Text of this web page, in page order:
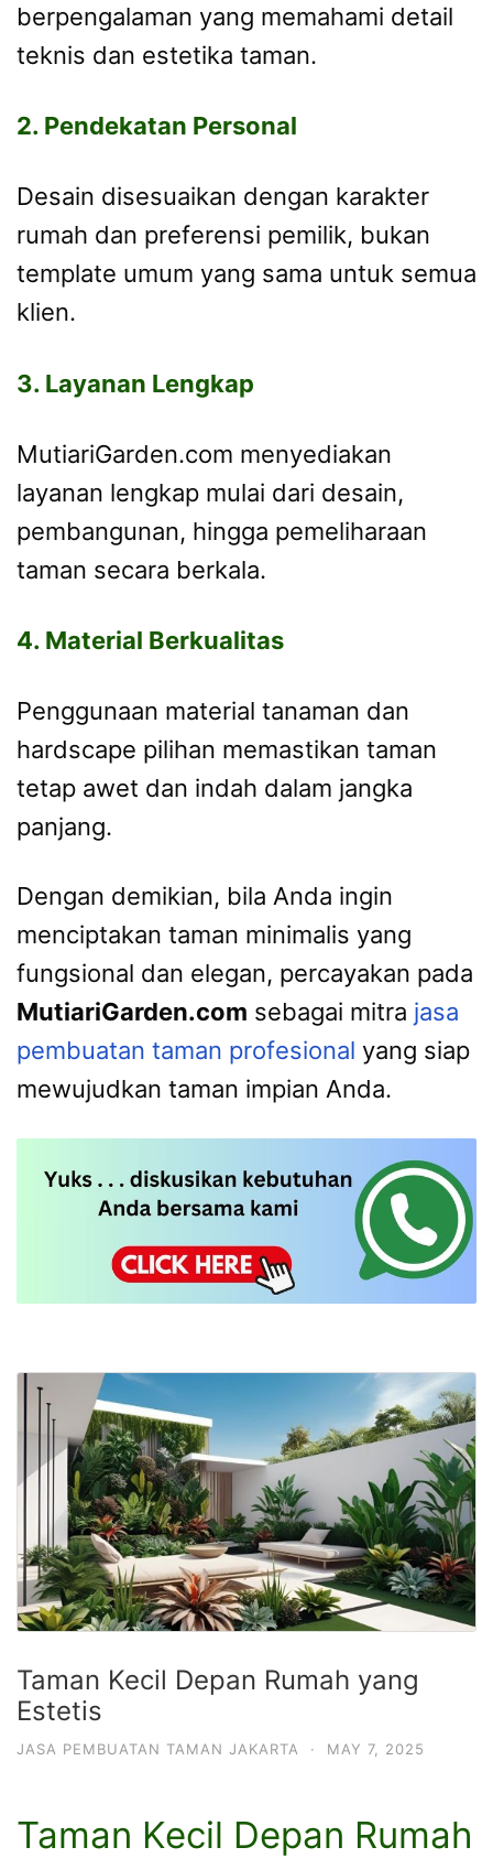
berpengalaman yang memahami detail
teknis dan estetika taman.
2. Pendekatan Personal
Desain disesuaikan dengan karakter
rumah dan preferensi pemilik, bukan
template umum yang sama untuk semua
klien.
3. Layanan Lengkap
MutiariGarden.com menyediakan
layanan lengkap mulai dari desain,
pembangunan, hingga pemeliharaan
taman secara berkala.
4. Material Berkualitas
Penggunaan material tanaman dan
hardscape pilihan memastikan taman
tetap awet dan indah dalam jangka
panjang.
Dengan demikian, bila Anda ingin
menciptakan taman minimalis yang
fungsional dan elegan, percayakan pada
MutiariGarden.com sebagai mitra jasa
pembuatan taman profesional yang siap
mewujudkan taman impian Anda.
Taman Kecil Depan Rumah yang
Estetis
JASA PEMBUATAN TAMAN JAKARTA · MAY 7, 2025
Taman Kecil Depan Rumah